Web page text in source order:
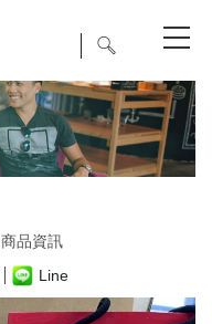
商品資訊
Line